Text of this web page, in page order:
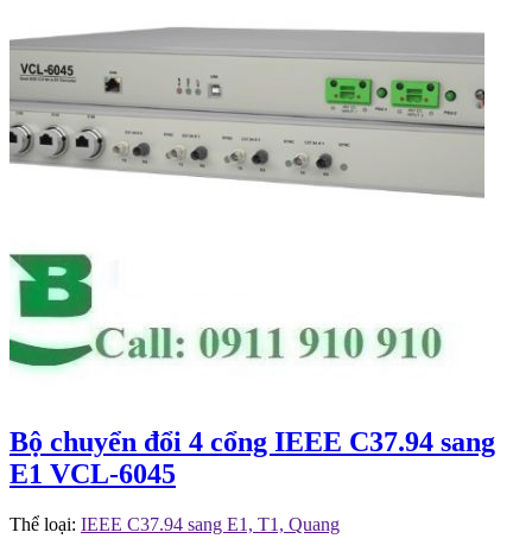
Bộ chuyển đổi 4 cổng IEEE C37.94 sang
E1 VCL-6045
Thể loại: IEEE C37.94 sang E1, T1, Quang